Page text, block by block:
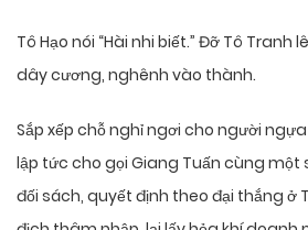
Tô Hạo nói “Hài nhi biết.” Đỡ Tô
dây cương, nghênh vào thành.
Sắp xếp chỗ nghỉ ngơi cho người
lập tức cho gọi Giang Tuấn cùng
đối sách, quyết định theo đại thắng ở